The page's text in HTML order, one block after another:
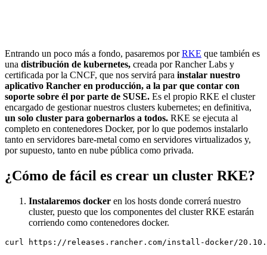
Entrando un poco más a fondo, pasaremos porRKE que también es
una distribución de kubernetes, creada por Rancher Labs y
certificada por la CNCF, que nos servirá para instalar nuestro
aplicativo Rancher en producción, a la par que contar con
soporte sobre él por parte de SUSE. Es el propio RKE el cluster
encargado de gestionar nuestros clusters kubernetes; en definitiva,
un solo cluster para gobernarlos a todos. RKE se ejecuta al
completo en contenedores Docker, por lo que podemos instalarlo
tanto en servidores bare-metal como en servidores virtualizados y,
por supuesto, tanto en nube pública como privada.
¿Cómo de fácil es crear un cluster RKE?
Instalaremos docker en los hosts donde correrá nuestro
cluster, puesto que los componentes del cluster RKE estarán
corriendo como contenedores docker.